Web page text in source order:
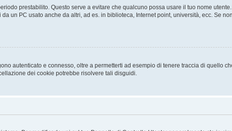
prestabilito. Questo serve a evitare che qualcuno possa usare il tuo nome
un PC usato anche da altri, ad es. in biblioteca, Internet point, università, ecc. Se
autenticato e connesso, oltre a permetterti ad esempio di tenere traccia di quello
dei cookie potrebbe risolvere tali disguidi.